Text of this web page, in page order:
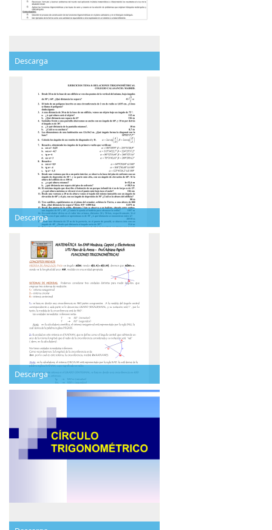
Descarga
Descarga
Descarga